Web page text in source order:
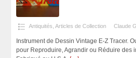
Antiquités, Articles de Collection Claude
Instrument de Dessin Vintage E-Z Tracer.
pour Reproduire, Agrandir ou Réduire des